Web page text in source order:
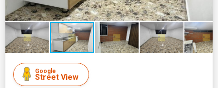
Google
Street View